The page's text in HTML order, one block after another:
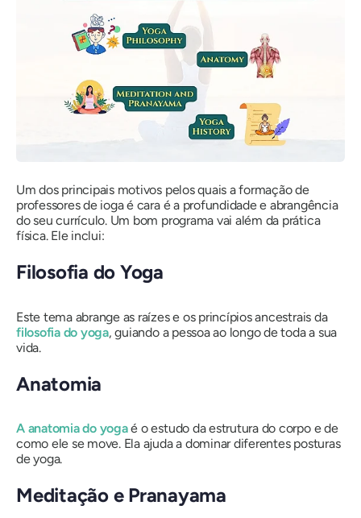
Um dos principais motivos pelos quais a formação de
professores de ioga é cara é a profundidade e abrangência
do seu currículo. Um bom programa vai além da prática
física. Ele inclui:
Filosofia do Yoga
Este tema abrange as raízes e os princípios ancestrais da
filosofia do yoga, guiando a pessoa ao longo de toda a sua
vida.
Anatomia
A anatomia do yogaé o estudo da estrutura do corpo e de
como ele se move. Ela ajuda a dominar diferentes posturas
de yoga.
Meditação e Pranayama